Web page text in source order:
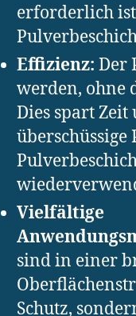
erforderlich
Effizienz: Der
werden, ohne
Dies spart Zeit
Vielfältige
sind in einer
Schutz,